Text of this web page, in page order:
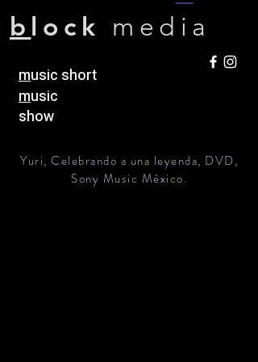
b lock media
music short
music
show
Yuri, Celebrando a una leyenda, DVD,
Sony Music México.